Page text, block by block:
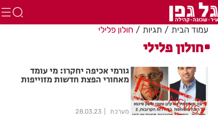
עמוד הבית תגיות חולון פלילי
חולון פלילי
גורמי אכיפה יחקרו: מי עומד
מאחורי הפצת חדשות מזוייפות
מערכת 28.03.23